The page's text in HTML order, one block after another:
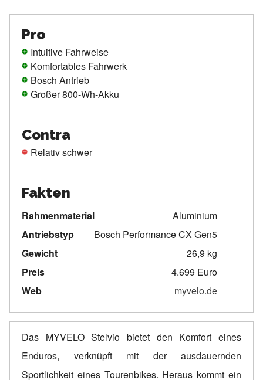
Pro
Intuitive Fahrweise
Komfortables Fahrwerk
Bosch Antrieb
Großer 800-Wh-Akku
Contra
Relativ schwer
Fakten
Rahmenmaterial
Aluminium
Antriebstyp
Bosch Performance CX Gen5
Gewicht
26,9 kg
Preis
4.699 Euro
Web
myvelo.de
Das MYVELO Stelvio bietet den Komfort eines
Enduros, verknüpft mit der ausdauernden
Sportlichkeit eines Tourenbikes. Heraus kommt ein